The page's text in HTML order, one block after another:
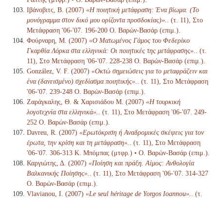
Ιβάνοβιτς, Β. (2007) «Η ποιητική μετάφραση: Ένα βίωμα. (Το
μονόγραμμα στον δικό μου ορίζοντα προσδοκίας)».
. (τ. 11), Στο
Μετάφραση '06-'07. 196-200 Ο. Βαρών-Βασάρ (επιμ.).
Φούρναρη, Μ. (2007) «Ο Ματωμένος Γάμος του Φεδερίκο
Γκαρθία Λόρκα στα ελληνικά: Οι ποιητικές της μετάφρασης».
. (τ.
11), Στο Μετάφραση '06-'07. 228-238 Ο. Βαρών-Βασάρ (επιμ.).
González, V. F. (2007) «Οκτώ σημειώσεις για το μεταφράζειν και
ένα (δανεισμένο) σχεδίασμα ποιητικής».
. (τ. 11), Στο Μετάφραση
'06-'07. 239-248 Ο. Βαρών-Βασάρ (επιμ.).
Ζαράγκαλης, Θ. & Χαρισιάδου Μ. (2007) «Η τουρκική
λογοτεχνία στα ελληνικά».
. (τ. 11), Στο Μετάφραση '06-'07. 249-
252 Ο. Βαρών-Βασάρ (επιμ.).
Davreu, R. (2007) «Ερωτόκριση ή Αναδρομικές σκέψεις για τον
έρωτα, την κρίση και τη μετάφραση».
. (τ. 11), Στο Μετάφραση
'06-'07. 306-313 Κ. Μπόμπας (μτφρ.) • Ο. Βαρών-Βασάρ (επιμ.).
Καργιώτης, Δ. (2007) «Ποίηση και πράξη. Αίμος: Ανθολογία
Βαλκανικής Ποίησης».
. (τ. 11), Στο Μετάφραση '06-'07. 314-327
Ο. Βαρών-Βασάρ (επιμ.).
Vlavianou, I. (2007) «Le seul héritage de Yorgos Ioannou».
. (τ.